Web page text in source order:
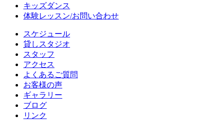
キッズダンス
体験レッスン/お問い合わせ
スケジュール
貸しスタジオ
スタッフ
アクセス
よくあるご質問
お客様の声
ギャラリー
ブログ
リンク